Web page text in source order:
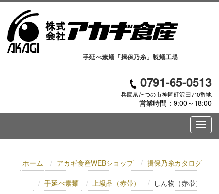
手延べ素麺「揖保乃糸」製麺工場
0791-65-0513
兵庫県たつの市神岡町沢田710番地
営業時間：9:00～18:00
ホーム アカギ食産WEBショップ 揖保乃糸カタログ
手延べ素麺 上級品（赤帯） しん物（赤帯）